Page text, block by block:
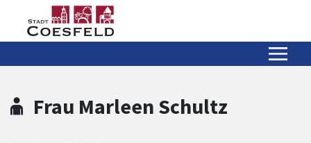
Zum Header
Zum Hauptinhalt
Zum Footer
Zum Hauptinhalt springen
Frau Marleen Schultz